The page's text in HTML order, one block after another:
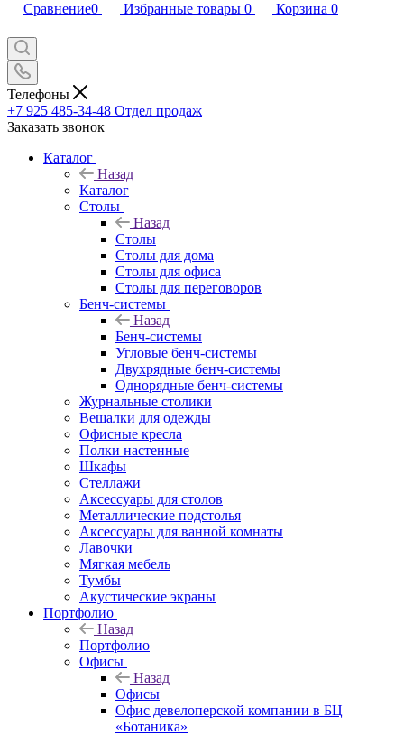
Сравнение0 Избранные товары 0 Корзина 0
Телефоны
+7 925 485-34-48 Отдел продаж
Заказать звонок
Каталог
Назад
Каталог
Столы
Назад
Столы
Столы для дома
Столы для офиса
Столы для переговоров
Бенч-системы
Назад
Бенч-системы
Угловые бенч-системы
Двухрядные бенч-системы
Однорядные бенч-системы
Журнальные столики
Вешалки для одежды
Офисные кресла
Полки настенные
Шкафы
Стеллажи
Аксессуары для столов
Металлические подстолья
Аксессуары для ванной комнаты
Лавочки
Мягкая мебель
Тумбы
Акустические экраны
Портфолио
Назад
Портфолио
Офисы
Назад
Офисы
Офис девелоперской компании в БЦ
«Ботаника»